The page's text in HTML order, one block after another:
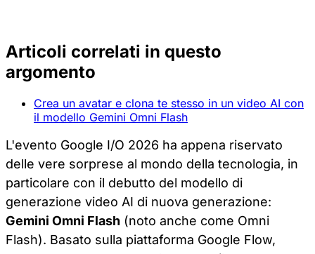
Articoli correlati in questo
argomento
Crea un avatar e clona te stesso in un video AI con
il modello Gemini Omni Flash
L'evento Google I/O 2026 ha appena riservato
delle vere sorprese al mondo della tecnologia, in
particolare con il debutto del modello di
generazione video AI di nuova generazione:
Gemini Omni Flash (noto anche come Omni
Flash). Basato sulla piattaforma Google Flow,